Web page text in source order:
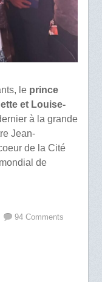
le prince
et Louise-
à la grande
Jean-
de la Cité
de
94 Comments